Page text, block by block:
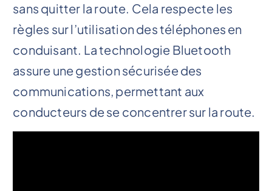
sans quitter la route. Cela respecte les
règles sur l’utilisation des téléphones en
conduisant. La technologie Bluetooth
assure une gestion sécurisée des
communications, permettant aux
conducteurs de se concentrer sur la route.